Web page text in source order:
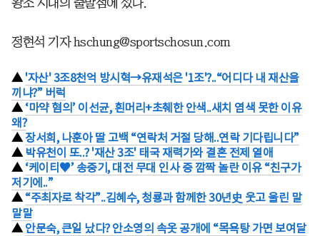
왕조 시대의 출발점에 섰다.
정현석 기자 hschung@sportschosun.com
▲ '자산' 3조8천억 방시혁→유재석은 '1조'?..“어디다 내 재산을
끼냐?” 버럭
▲ ‘마약 혐의’ 이선균, 흰머리+초췌한 안색..새치 염색 못한 이유
왜?
▲ 장서희, 나훈아 딸 고백 “연락처 거절 당해..연락 기다립니다”
▲ 박유천이 또..? '재산 3조' 태국 재력가와 결혼 전제 열애
▲ ‘케이티♥’ 송중기, 대전 무대 인사 중 깜짝 놀란 이유 “친구가
저기에..”
▲ “주최자로 착각”..김혜수, 청룡과 함께한 30년史 웃고 울린 말
말말
▲ 안문숙, 큰일 났다? 안소영의 속옷 공개에 “목욕탕 가면 보여달